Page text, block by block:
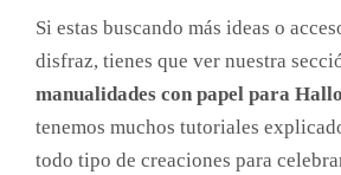
Si estas buscando más ideas o
disfraz, tienes que ver nuestra
manualidades con papel para
tenemos muchos tutoriales
todo tipo de creaciones para